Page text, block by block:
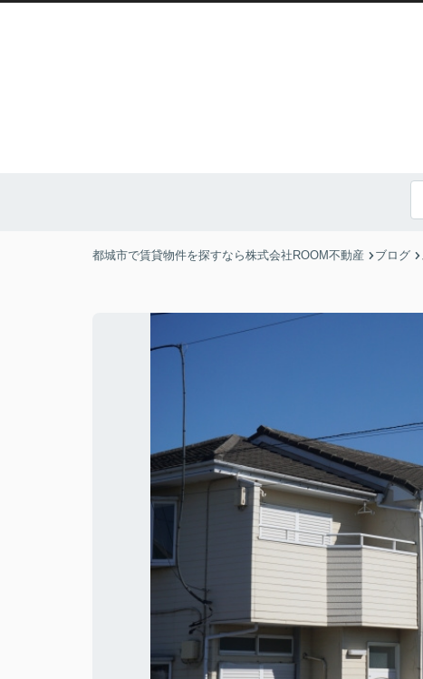
都城市で賃貸物件を探すなら株式会社ROOM不動産 ブログ